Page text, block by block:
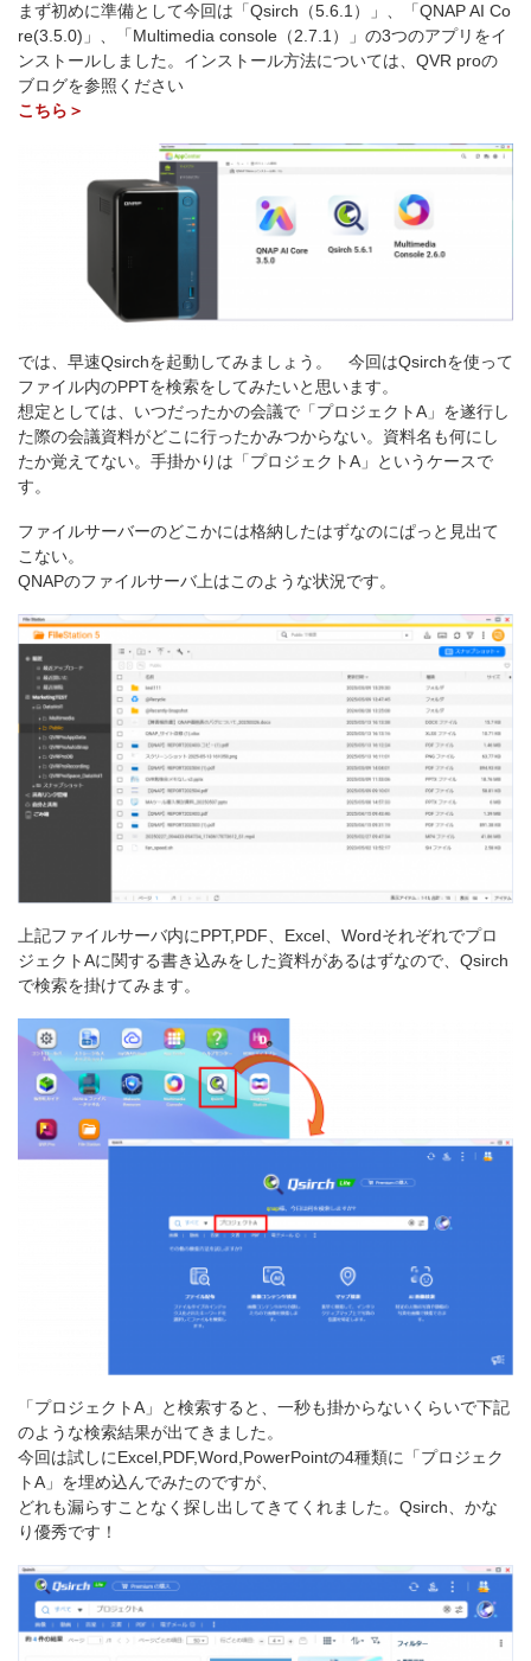
まず初めに準備として今回は「Qsirch（5.6.1）」、「QNAP AI Co
re(3.5.0)」、「Multimedia console（2.7.1）」の3つのアプリをイ
ンストールしました。インストール方法については、QVR proの
ブログを参照ください
こちら＞
では、早速Qsirchを起動してみましょう。 今回はQsirchを使って
ファイル内のPPTを検索をしてみたいと思います。
想定としては、いつだったかの会議で「プロジェクトA」を遂行し
た際の会議資料がどこに行ったかみつからない。資料名も何にし
たか覚えてない。手掛かりは「プロジェクトA」というケースで
す。
ファイルサーバーのどこかには格納したはずなのにぱっと見出て
こない。
QNAPのファイルサーバ上はこのような状況です。
上記ファイルサーバ内にPPT,PDF、Excel、Wordそれぞれでプロ
ジェクトAに関する書き込みをした資料があるはずなので、Qsirch
で検索を掛けてみます。
「プロジェクトA」と検索すると、一秒も掛からないくらいで下記
のような検索結果が出てきました。
今回は試しにExcel,PDF,Word,PowerPointの4種類に「プロジェク
トA」を埋め込んでみたのですが、
どれも漏らすことなく探し出してきてくれました。Qsirch、かな
り優秀です！